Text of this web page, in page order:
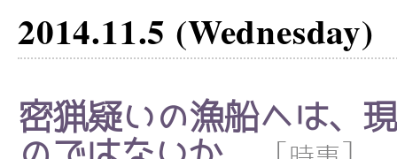
2014.11.5 (Wednesday)
密猟疑いの漁船へは、